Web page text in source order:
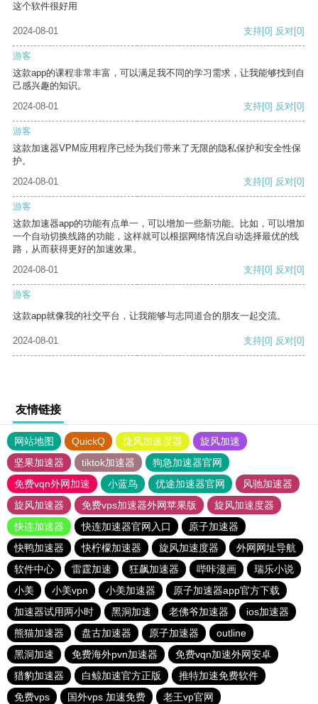
这个软件很好用
2024-08-01 支持[0] 反对[0]
游客
这款app的课程非常丰富，可以满足我不同的学习需求，让我能够找到自
己感兴趣的知识。
2024-08-01
支持[0] 反对[0]
游客
这款加速器VPM应用程序已经为我们带来了无限的隐私保护和安全性保
护。
2024-08-01
支持[0] 反对[0]
游客
这款加速器app的功能有点单一，可以增加一些新功能。比如，可以增加
一个自动切换线路的功能，这样就可以根据网络情况自动选择最优的线
路，从而获得更好的加速效果。
2024-08-01
支持[0] 反对[0]
游客
这款app就像我的社交平台，让我能够与志同道合的朋友一起交流。
2024-08-01 支持[0] 反对[0]
友情链接
网站地图 QuickQ 旋风加速度器
旋风加速
坚果加速器
tiktok加速器
狗急加速器官网
免费vqn外网加速
小蓝鸟 优途加速器官网
风驰加速器
旋风加速器
免费vps加速器外网苹果版
旋风加速度器
快连加速器
快连加速器官网入口
原子加速器
快鸭加速器
快柠檬加速器 旋风加速度器
外网网址导航
软件中心
雷霆加速 狂飙加速器 哔咔漫画
瑞乐小说
小美
小美vpn 小美加速器
原子加速器app官方下载
加速器试用两小时
黑洞加速 老佛爷加速器
ios加速器
熊猫加速器
盘古加速器 原子加速器
outline
黑洞加速
免费海外pvn加速器
免费vqn加速外网安卓
猎豹加速器
白鲸加速官方正版
推特加速免费软件
免费vps
国外vps 加速免费 老王vp官网